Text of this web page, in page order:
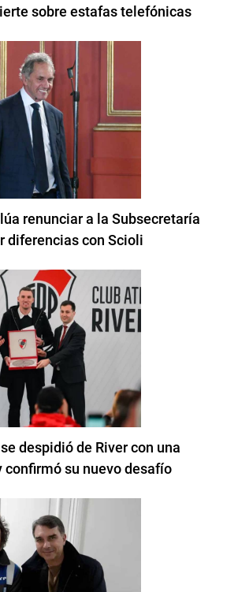
sobre estafas telefónicas
renunciar a la Subsecretaría
diferencias con Scioli
despidió de River con una
confirmó su nuevo desafío